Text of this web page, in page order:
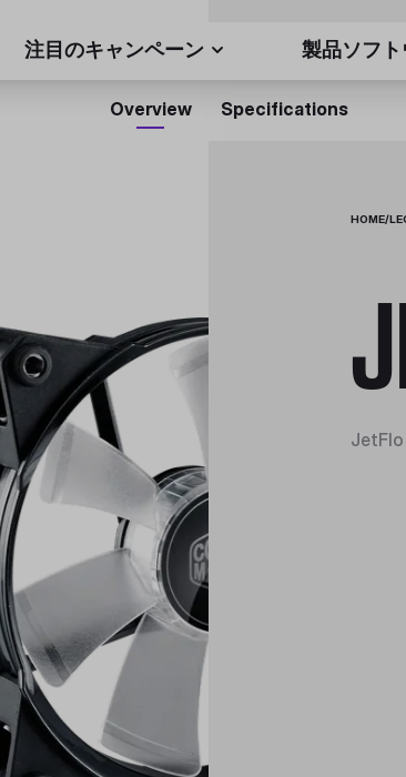
注目のキャンペーン 製品ソフ
Overview Specifications
HOME/